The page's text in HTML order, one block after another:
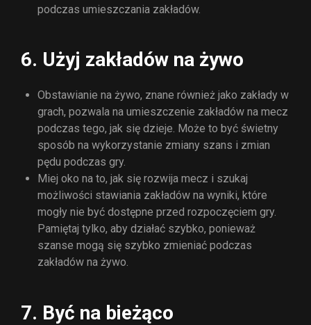
podczas umieszczania zakładów.
6. Użyj zakładów na żywo
Obstawianie na żywo, znane również jako zakłady w
grach, pozwala na umieszczenie zakładów na mecz
podczas tego, jak się dzieje. Może to być świetny
sposób na wykorzystanie zmiany szans i zmian
pędu podczas gry.
Miej oko na to, jak się rozwija mecz i szukaj
możliwości stawiania zakładów na wyniki, które
mogły nie być dostępne przed rozpoczęciem gry.
Pamiętaj tylko, aby działać szybko, ponieważ
szanse mogą się szybko zmieniać podczas
zakładów na żywo.
7. Być na bieżąco